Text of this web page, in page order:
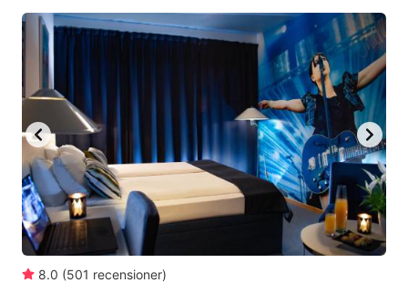
8.0 (501 recensioner)